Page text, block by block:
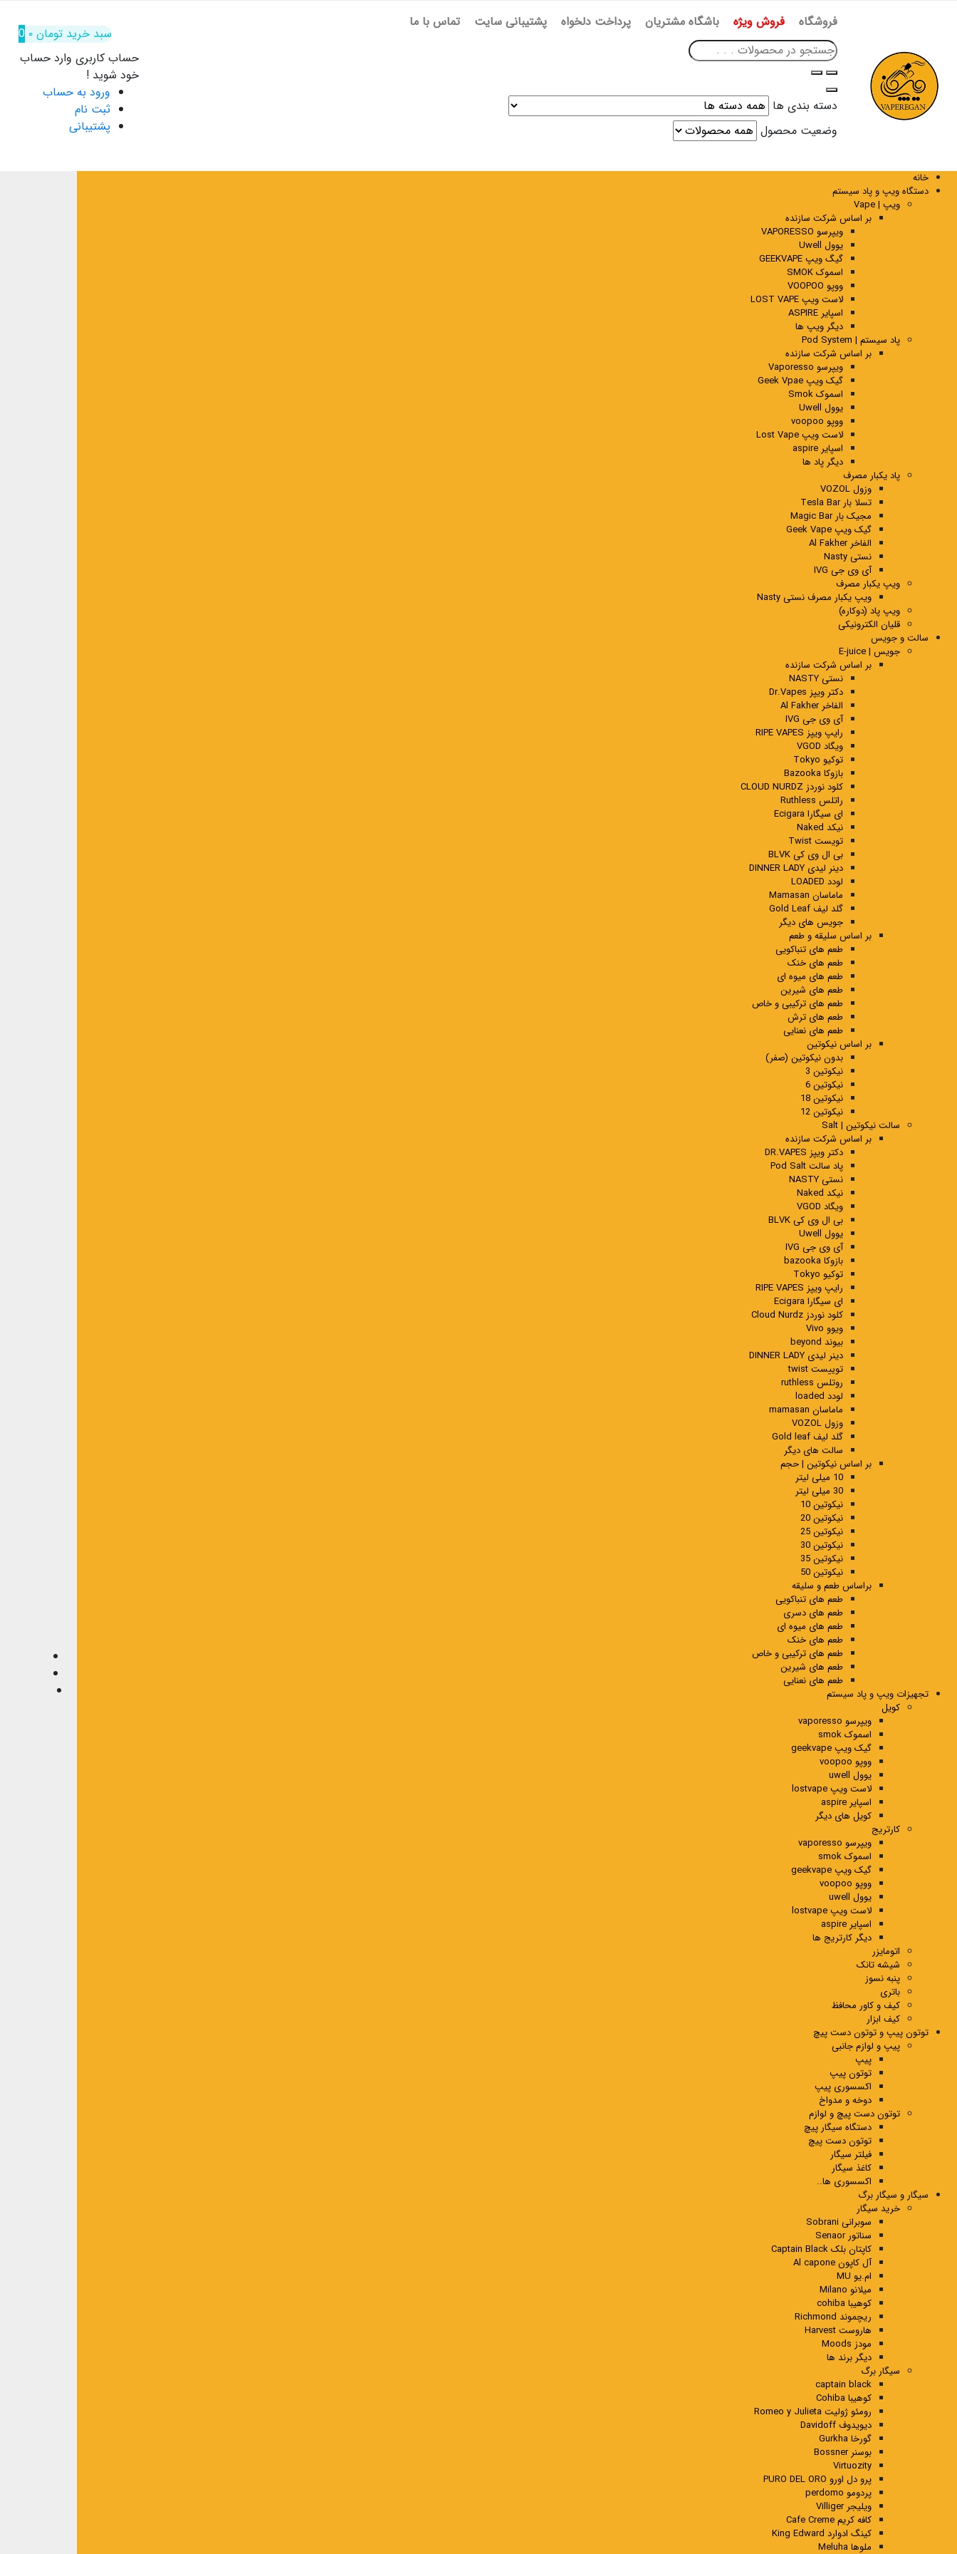
فروشگاه فروش ویژه باشگاه مشتریان پرداخت دلخواه پشتیبانی سایت تماس با ما
دسته بندی ها
وضعیت محصول
سبد خرید تومان۰
0
حساب کاربری وارد حساب
خود شوید !
ورود به حساب
ثبت نام
پشتیبانی
خانه
دستگاه ویپ و پاد سیستم
ویپ | Vape
بر اساس شرکت سازنده
ویپرسو VAPORESSO
یوول Uwell
گیگ ویپ GEEKVAPE
اسموک SMOK
ووپو VOOPOO
لاست ویپ LOST VAPE
اسپایر ASPIRE
دیگر ویپ ها
پاد سیستم | Pod System
بر اساس شرکت سازنده
ویپرسو Vaporesso
گیک ویپ Geek Vpae
اسموک Smok
یوول Uwell
ووپو voopoo
لاست ویپ Lost Vape
اسپایر aspire
دیگر پاد ها
پاد یکبار مصرف
وزول VOZOL
تسلا بار Tesla Bar
مجیک بار Magic Bar
گیک ویپ Geek Vape
الفاخر Al Fakher
نستی Nasty
آی وی جی IVG
ویپ یکبار مصرف
ویپ یکبار مصرف نستی Nasty
ویپ پاد (دوکاره)
قلیان الکترونیکی
سالت و جویس
جویس | E-juice
بر اساس شرکت سازنده
نستی NASTY
دکتر ویپز Dr.Vapes
الفاخر Al Fakher
آی وی جی IVG
رایپ ویپز RIPE VAPES
ویگاد VGOD
توکیو Tokyo
بازوکا Bazooka
کلود نوردز CLOUD NURDZ
راتلس Ruthless
ای سیگارا Ecigara
نیکد Naked
تویست Twist
بی ال وی کی BLVK
دینر لیدی DINNER LADY
لودد LOADED
ماماسان Mamasan
گلد لیف Gold Leaf
جویس های دیگر
بر اساس سلیقه و طعم
طعم های تنباکویی
طعم های خنک
طعم های میوه ای
طعم های شیرین
طعم های ترکیبی و خاص
طعم های ترش
طعم های نعنایی
بر اساس نیکوتین
بدون نیکوتین (صفر)
نیکوتین 3
نیکوتین 6
نیکوتین 18
نیکوتین 12
سالت نیکوتین | Salt
بر اساس شرکت سازنده
دکتر ویپز DR.VAPES
پاد سالت Pod Salt
نستی NASTY
نیکد Naked
ویگاد VGOD
بی ال وی کی BLVK
یوول Uwell
آی وی جی IVG
بازوکا bazooka
توکیو Tokyo
رایپ ویپز RIPE VAPES
ای سیگارا Ecigara
کلود نوردز Cloud Nurdz
ویوو Vivo
بیوند beyond
دینر لیدی DINNER LADY
توییست twist
روتلس ruthless
لودد loaded
ماماسان mamasan
وزول VOZOL
گلد لیف Gold leaf
سالت های دیگر
بر اساس نیکوتین | حجم
10 میلی لیتر
30 میلی لیتر
نیکوتین 10
نیکوتین 20
نیکوتین 25
نیکوتین 30
نیکوتین 35
نیکوتین 50
براساس طعم و سلیقه
طعم های تنباکویی
طعم های دسری
طعم های میوه ای
طعم های خنک
طعم های ترکیبی و خاص
طعم های شیرین
طعم های نعنایی
تجهیزات ویپ و پاد سیستم
کویل
ویپرسو vaporesso
اسموک smok
گیک ویپ geekvape
ووپو voopoo
یوول uwell
لاست ویپ lostvape
اسپایر aspire
کویل های دیگر
کارتریج
ویپرسو vaporesso
اسموک smok
گیک ویپ geekvape
ووپو voopoo
یوول uwell
لاست ویپ lostvape
اسپایر aspire
دیگر کارتریج ها
اتومایزر
شیشه تانک
پنبه نسوز
باتری
کیف و کاور محافظ
کیف ابزار
توتون پیپ و توتون دست پیچ
پیپ و لوازم جانبی
پیپ
توتون پیپ
اکسسوری پیپ
دوخه و مدواخ
توتون دست پیچ و لوازم
دستگاه سیگار پیچ
توتون دست پیچ
فیلتر سیگار
کاغذ سیگار
اکسسوری ها..
سیگار و سیگار برگ
خرید سیگار
سوبرانی Sobrani
سناتور Senaor
کاپتان بلک Captain Black
آل کاپون Al capone
ام.یو MU
میلانو Milano
کوهیبا cohiba
ریچموند Richmond
هاروست Harvest
مودز Moods
دیگر برند ها
سیگار برگ
captain black
کوهیبا Cohiba
رومئو ژولیت Romeo y Julieta
دیویدوف Davidoff
گورخا Gurkha
بوسنر Bossner
Virtuozity
پرو دل اورو PURO DEL ORO
پردومو perdomo
ویلیجر Villiger
کافه کریم Cafe Creme
کینگ ادوارد King Edward
ملوها Meluha